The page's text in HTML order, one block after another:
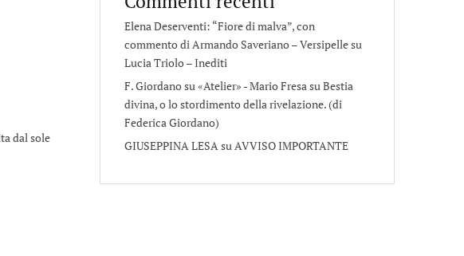
dal sole
Elena Deserventi: “Fiore di malva”, con
commento di Armando Saveriano – Versipellesu
Lucia Triolo – Inediti
F. Giordano su «Atelier» - Mario FresasuBestia
divina, o lo stordimento della rivelazione. (di
Federica Giordano)
GIUSEPPINA LESAsuAVVISO IMPORTANTE